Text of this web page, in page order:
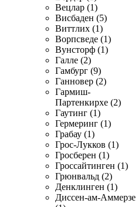
Вецлар (1)
Висбаден (5)
Виттлих (1)
Ворпсведе (1)
Вунсторф (1)
Галле (2)
Гамбург (9)
Ганновер (2)
Гармиш-
Партенкирхе (2)
Гаутинг (1)
Гермеринг (1)
Грабау (1)
Грос-Лукков (1)
Гросберен (1)
Гроссайтинген (1)
Грюнвальд (2)
Денклинген (1)
Диссен-ам-Аммерзе